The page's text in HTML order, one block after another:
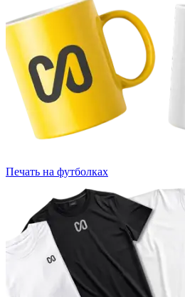
Печать на футболках